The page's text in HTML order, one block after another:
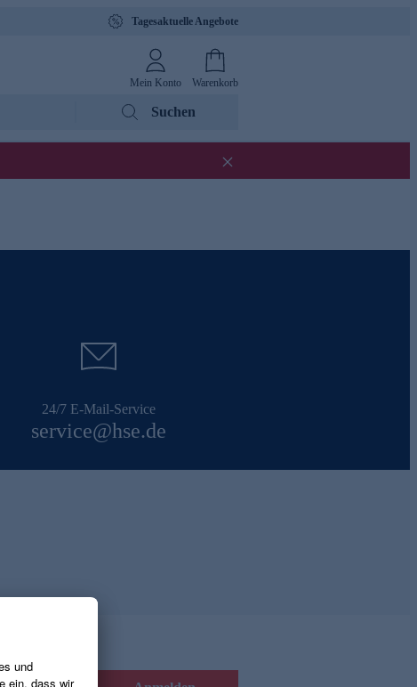
Tagesaktuelle Angebote
Mein Konto Warenkorb
Suchen
24/7 E-Mail-Service
service@hse.de